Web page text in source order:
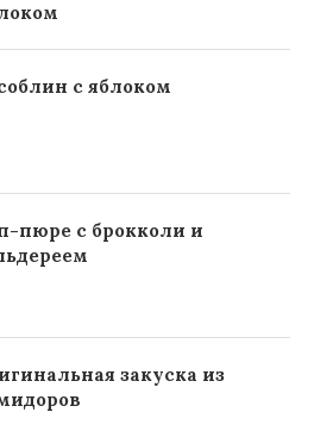
с яблоком
пюре с брокколи и
закуска из